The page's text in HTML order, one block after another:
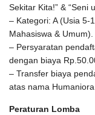
Sekitar Kita!” & “Seni
– Kategori: A (Usia 5-
Mahasiswa & Umum).
– Persyaratan
dengan biaya
– Transfer biaya
atas nama
Peraturan Lomba